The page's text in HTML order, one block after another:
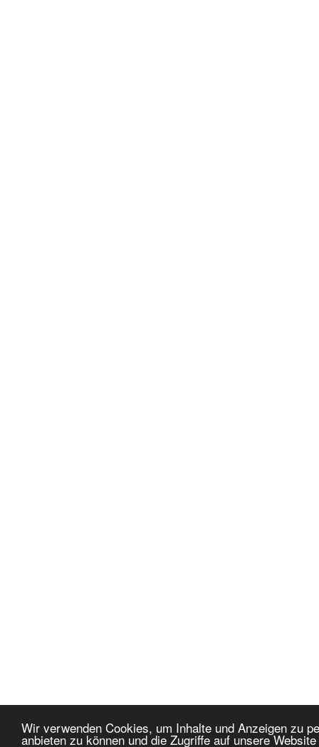
Wir verwenden Cookies, um Inhalte und Anzeigen zu
anbieten zu können und die Zugriffe auf unsere